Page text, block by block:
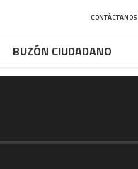
CONTÁCTANOS
BUZÓN CIUDADANO